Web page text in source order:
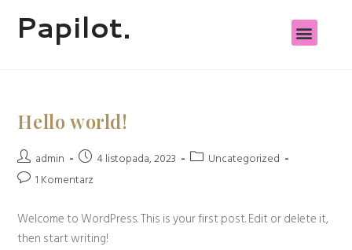
Papilot.
Hello world!
admin 4 listopada, 2023
Uncategorized
1 Komentarz
Welcome to WordPress. This is your first post. Edit or delete it,
then start writing!